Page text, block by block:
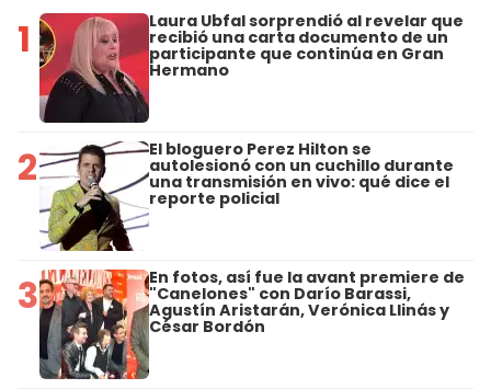
1 Laura Ubfal sorprendió al revelar que
recibió una carta documento de un
participante que continúa en Gran
Hermano
2 El bloguero Perez Hilton se
autolesionó con un cuchillo durante
una transmisión en vivo: qué dice el
reporte policial
3 En fotos, así fue la avant premiere de
"Canelones" con Darío Barassi,
Agustín Aristarán, Verónica Llinás y
César Bordón